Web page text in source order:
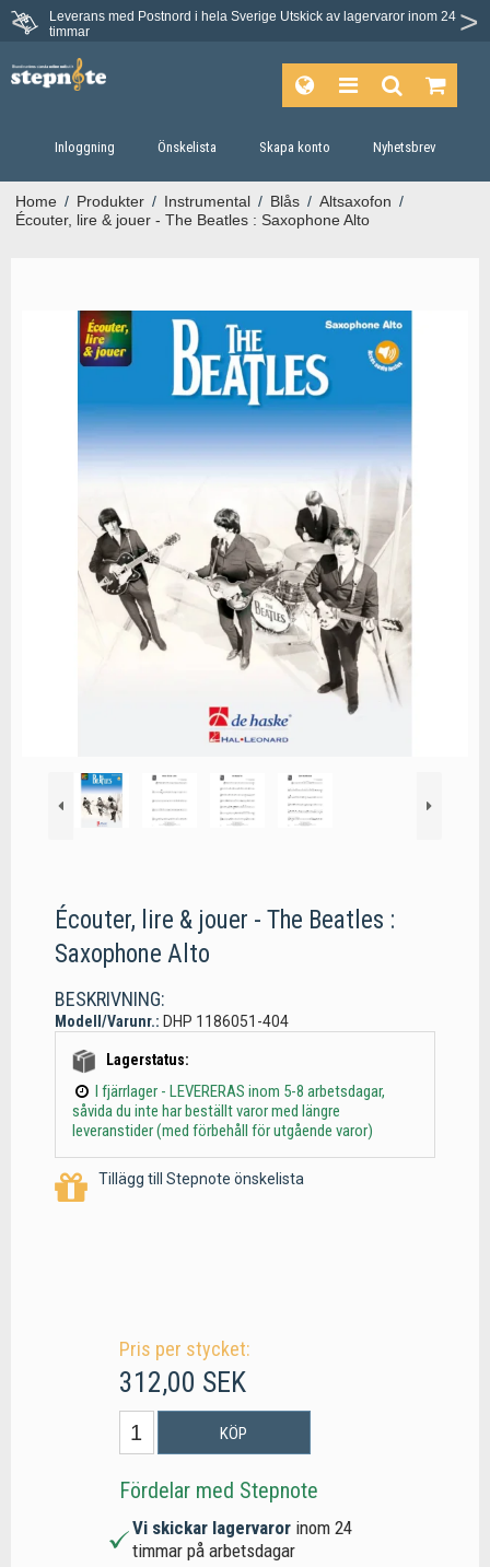
Leverans med Postnord i hela Sverige Utskick av lagervaror inom 24
timmar
Du har 30 dagars ångerrätt.
Inloggning Önskelista Skapa konto Nyhetsbrev
Home / Produkter / Instrumental / Blås / Altsaxofon /
Écouter, lire & jouer - The Beatles : Saxophone Alto
Écouter, lire & jouer - The Beatles :
Saxophone Alto
BESKRIVNING:
Modell/Varunr.: DHP 1186051-404
Lagerstatus:
I fjärrlager - LEVERERAS inom 5-8 arbetsdagar,
såvida du inte har beställt varor med längre
leveranstider (med förbehåll för utgående varor)
Tillägg till Stepnote önskelista
Pris per stycket:
312,00 SEK
KÖP
Fördelar med Stepnote
Vi skickar lagervaror inom 24
timmar på arbetsdagar